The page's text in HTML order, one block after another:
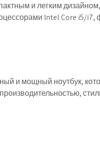
и легким
Intel Core i5/i7,
и мощный ноутбук,